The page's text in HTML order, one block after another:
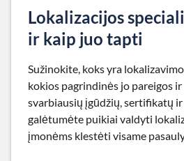
Lokalizacijos
ir kaip juo tapti
Sužinokite, koks yra
kokios pagrindinės jo pareigos
svarbiausių įgūdžių, sertifikatų
galėtumėte puikiai valdyti
įmonėms klestėti visame